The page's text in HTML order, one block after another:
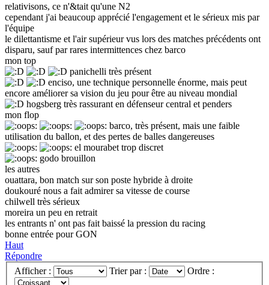
relativisons, ce n'&tait qu'une N2
cependant j'ai beaucoup apprécié l'engagement et le sérieux mis par
l'équipe
le dilettantisme et l'air supérieur vus lors des matches précédents ont
disparu, sauf par rares intermittences chez barco
mon top
panichelli très présent
enciso, une technique personnelle énorme, mais peut
encore améliorer sa vision du jeu pour être au niveau mondial
hogsberg très rassurant en défenseur central et penders
mon flop
barco, très présent, mais une faible
utilisation du ballon, et des pertes de balles dangereuses
el mourabet trop discret
godo brouillon
les autres
ouattara, bon match sur son poste hybride à droite
doukouré nous a fait admirer sa vitesse de course
chilwell très sérieux
moreira un peu en retrait
les entrants n' ont pas fait baissé la pression du racing
bonne entrée pour GON
Haut
Répondre
Afficher :
Trier par : Ordre :